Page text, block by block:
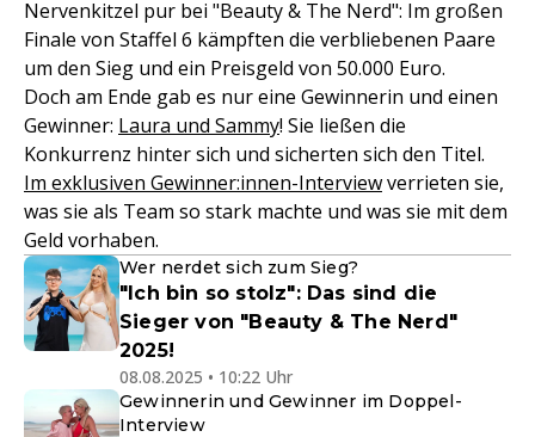
Nervenkitzel pur bei "Beauty & The Nerd": Im großen
Finale von Staffel 6 kämpften die verbliebenen Paare
um den Sieg und ein Preisgeld von 50.000 Euro.
Doch am Ende gab es nur eine Gewinnerin und einen
Gewinner: Laura und Sammy! Sie ließen die
Konkurrenz hinter sich und sicherten sich den Titel.
Im exklusiven Gewinner:innen-Interviewverrieten sie,
was sie als Team so stark machte und was sie mit dem
Geld vorhaben.
Wer nerdet sich zum Sieg?
"Ich bin so stolz": Das sind die
Sieger von "Beauty & The Nerd"
2025!
08.08.2025 • 10:22 Uhr
Gewinnerin und Gewinner im Doppel-
Interview